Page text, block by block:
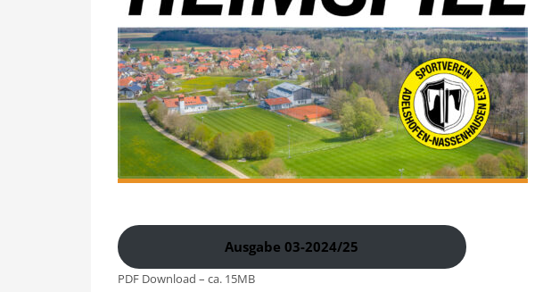
Ausgabe 03-2024/25
PDF Download – ca. 15MB